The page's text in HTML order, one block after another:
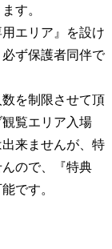
す。
エリア』を設け
ず保護者同伴で
を制限させて頂
覧エリア入場
来ませんが、特
ので、『特典
です。